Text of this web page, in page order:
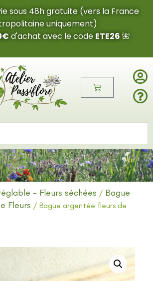
sous 48h gratuite (vers la France
uniquement)
d'achat avec le code ETE26 🌺
- Fleurs séchées / Bague
Fleurs / Bague argentée fleurs de